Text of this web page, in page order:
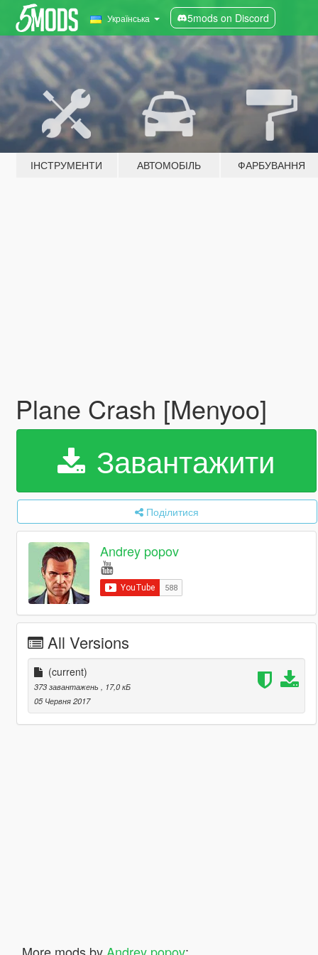
Українська 5mods on Discord
ІНСТРУМЕНТИ АВТОМОБІЛЬ ФАРБУВАННЯ
Plane Crash [Menyoo]
Завантажити
Поділитися
Andrey popov
All Versions
(current)
373 завантажень
, 17,0 кБ
05 Червня 2017
More mods by Andrey popov: